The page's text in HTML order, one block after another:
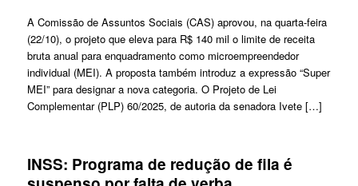
A Comissão de Assuntos Sociais (CAS) aprovou, na quarta-feira
(22/10), o projeto que eleva para R$ 140 mil o limite de receita
bruta anual para enquadramento como microempreendedor
individual (MEI). A proposta também introduz a expressão “Super
MEI” para designar a nova categoria. O Projeto de Lei
Complementar (PLP) 60/2025, de autoria da senadora Ivete […]
INSS: Programa de redução de fila é